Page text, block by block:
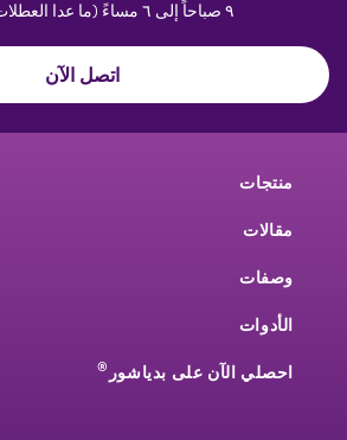
اتصل الآن
منتجات
مقالات
وصفات
الأدوات
احصلي الآن على بدياشور ®